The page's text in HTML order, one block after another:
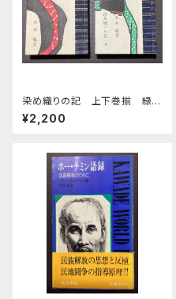
染め織りの記 上下巻揃 緑の
笛豆本第32期第126・127集
¥2,200